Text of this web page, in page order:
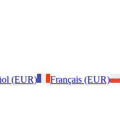
(EUR) Français (EUR)